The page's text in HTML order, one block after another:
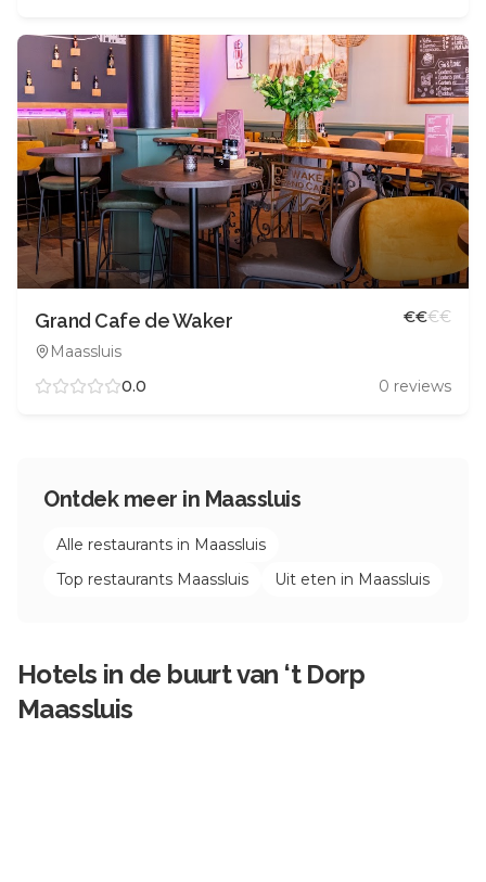
Grand Cafe de Waker
Maassluis
€€€€
0.0 0 reviews
Ontdek meer in Maassluis
Alle restaurants in Maassluis
Top restaurants Maassluis Uit eten in Maassluis
Hotels in de buurt van ‘t Dorp
Maassluis